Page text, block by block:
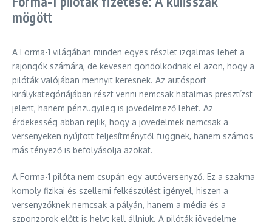
mögött
A Forma-1 világában minden egyes részlet izgalmas lehet a
rajongók számára, de kevesen gondolkodnak el azon, hogy a
pilóták valójában mennyit keresnek. Az autósport
királykategóriájában részt venni nemcsak hatalmas presztízst
jelent, hanem pénzügyileg is jövedelmező lehet. Az
érdekesség abban rejlik, hogy a jövedelmek nemcsak a
versenyeken nyújtott teljesítménytől függnek, hanem számos
más tényező is befolyásolja azokat.
A Forma-1 pilóta nem csupán egy autóversenyző. Ez a szakma
komoly fizikai és szellemi felkészülést igényel, hiszen a
versenyzőknek nemcsak a pályán, hanem a média és a
szponzorok előtt is helyt kell állniuk. A pilóták jövedelme